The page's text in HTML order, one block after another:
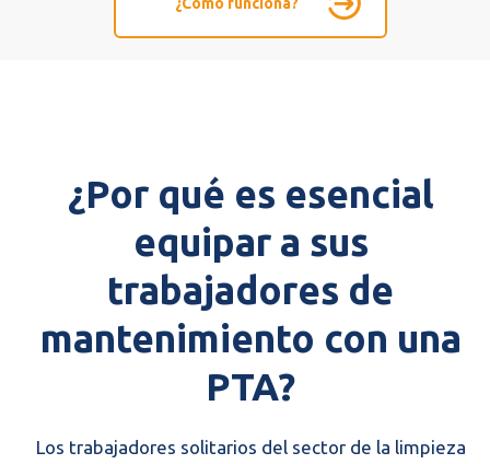
¿Por qué es esencial
equipar a sus
trabajadores de
mantenimiento con una
PTA?
Los trabajadores solitarios del sector de la limpieza